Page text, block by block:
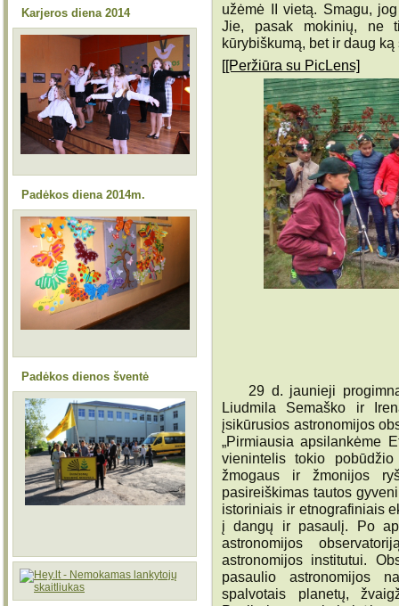
Karjeros diena 2014
Padėkos diena 2014m.
Padėkos dienos šventė
užėmė II vietą. Smagu,
Jie, pasak mokinių, ne
kūrybiškumą, bet ir daug
[[Peržiūra su PicLens]
29 d. jaunieji
Liudmila Semaško ir
įsikūrusios astronomijos
„Pirmiausia apsilankėme
vienintelis tokio
žmogaus ir žmonijos
pasireiškimas tautos
istoriniais ir etnografiniais
į dangų ir pasaulį. Po
astronomijos
astronomijos institutui.
pasaulio astronomijos
spalvotais planetų,